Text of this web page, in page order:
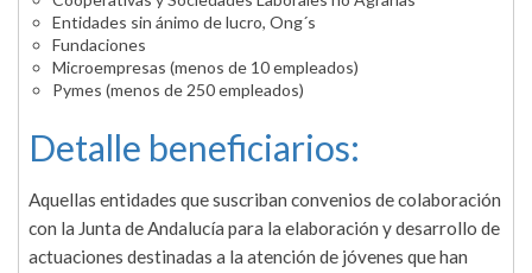
Entidades sin ánimo de lucro, Ong´s
Fundaciones
Microempresas (menos de 10 empleados)
Pymes (menos de 250 empleados)
Detalle beneficiarios:
Aquellas entidades que suscriban convenios de colaboración
con la Junta de Andalucía para la elaboración y desarrollo de
actuaciones destinadas a la atención de jóvenes que han